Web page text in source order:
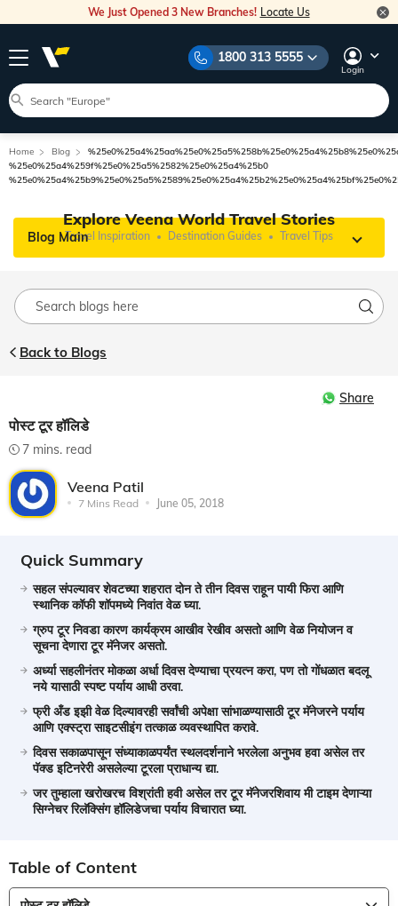
We Just Opened 3 New Branches! Locate Us
1800 313 5555
Login
Home Blog
%25e0%25a4%259f%25e0%25a5%2582%25e0%25a4%25b0
Explore Veena World Travel Stories
Travel Inspiration Destination Guides Travel Tips
Blog Main
Back to Blogs
Share
पोस्ट टूर हॉलिडे
7 mins. read
Veena Patil
7 Mins Read June 05, 2018
Quick Summary
सहल संपल्यावर शेवटच्या शहरात दोन ते तीन दिवस राहून पायी फिरा आणि
स्थानिक कॉफी शॉपमध्ये निवांत वेळ घ्या.
ग्रुप टूर निवडा कारण कार्यक्रम आखीव रेखीव असतो आणि वेळ नियोजन व
सूचना देणारा टूर मॅनेजर असतो.
अर्ध्या सहलीनंतर मोकळा अर्धा दिवस देण्याचा प्रयत्न करा, पण तो गोंधळात बदलू
नये यासाठी स्पष्ट पर्याय आधी ठरवा.
फ्री अँड इझी वेळ दिल्यावरही सर्वांची अपेक्षा सांभाळण्यासाठी टूर मॅनेजरने पर्याय
आणि एक्स्ट्रा साइटसीइंग तत्काळ व्यवस्थापित करावे.
दिवस सकाळपासून संध्याकाळपर्यंत स्थलदर्शनाने भरलेला अनुभव हवा असेल तर
पॅक्ड इटिनरेरी असलेल्या टूरला प्राधान्य द्या.
जर तुम्हाला खरोखरच विश्रांती हवी असेल तर टूर मॅनेजरशिवाय मी टाइम देणाऱ्या
सिग्नेचर रिलॅक्सिंग हॉलिडेजचा पर्याय विचारात घ्या.
Table of Content